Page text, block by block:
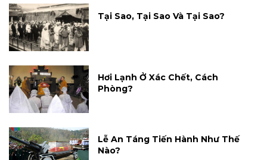
Tại Sao, Tại Sao Và Tại Sao?
Hơi Lạnh Ở Xác Chết, Cách
Phòng?
Lễ An Táng Tiến Hành Như Thế
Nào?